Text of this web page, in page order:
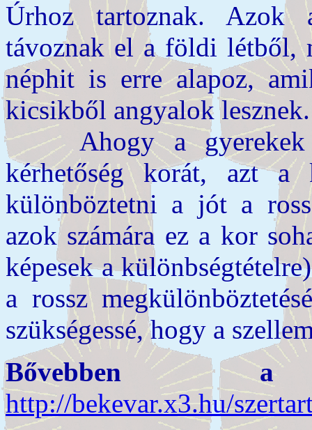
Úrhoz tartoznak. Azok
távoznak el a földi létből,
néphit is erre alapoz,
kicsikből angyalok lesznek.
Ahogy a gyerekek
kérhetőség korát, azt
különböztetni a jót a
azok számára ez a kor
képesek a
a rossz
szükségessé, hogy a
Bővebben a
http://bekevar.x3.hu/